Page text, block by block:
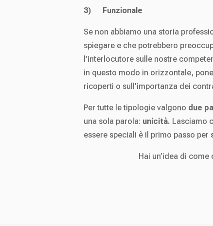
3) Funzionale
Se non abbiamo una storia
spiegare e che potrebbero
l’interlocutore sulle nostre
in questo modo in orizzontale,
ricoperti o sull’importanza dei
Per tutte le tipologie valgono due
una sola parola: unicità. Lasciamo
essere speciali è il primo passo per
Hai un’idea di